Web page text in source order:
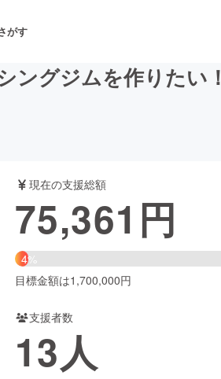
がす
ーマンス
ファッション
・ヘルスケア
ングジムを作りたい！
現在の支援総額
75,361 円
4%
目標金額は1,700,000円
支援者数
13人